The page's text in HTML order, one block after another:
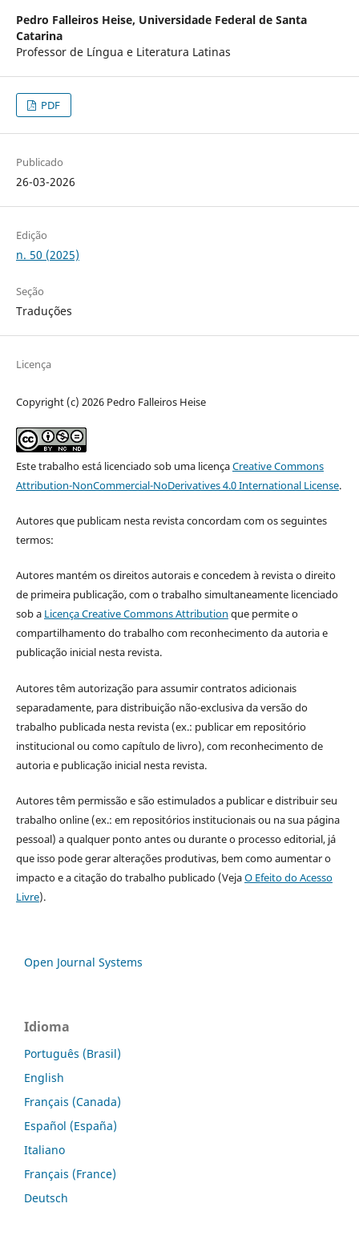
Pedro Falleiros Heise, Universidade Federal de Santa
Catarina
Professor de Língua e Literatura Latinas
PDF
Publicado
26-03-2026
Edição
n. 50 (2025)
Seção
Traduções
Licença
Copyright (c) 2026 Pedro Falleiros Heise
Este trabalho está licenciado sob uma licençaCreative Commons
Attribution-NonCommercial-NoDerivatives 4.0 International License.
Autores que publicam nesta revista concordam com os seguintes
termos:
Autores mantém os direitos autorais e concedem à revista o direito
de primeira publicação, com o trabalho simultaneamente licenciado
sob a Licença Creative Commons Attribution que permite o
compartilhamento do trabalho com reconhecimento da autoria e
publicação inicial nesta revista.
Autores têm autorização para assumir contratos adicionais
separadamente, para distribuição não-exclusiva da versão do
trabalho publicada nesta revista (ex.: publicar em repositório
institucional ou como capítulo de livro), com reconhecimento de
autoria e publicação inicial nesta revista.
Autores têm permissão e são estimulados a publicar e distribuir seu
trabalho online (ex.: em repositórios institucionais ou na sua página
pessoal) a qualquer ponto antes ou durante o processo editorial, já
que isso pode gerar alterações produtivas, bem como aumentar o
impacto e a citação do trabalho publicado (VejaO Efeito do Acesso
Livre).
Open Journal Systems
Idioma
Português (Brasil)
English
Français (Canada)
Español (España)
Italiano
Français (France)
Deutsch